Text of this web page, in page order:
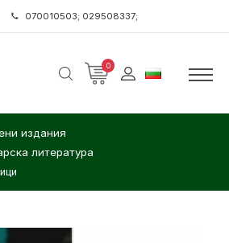
070010503; 029508337;
0
издания
литература